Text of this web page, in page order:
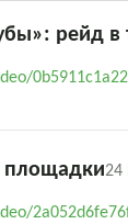
рейд в
24